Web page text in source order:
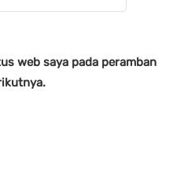
web saya pada peramban